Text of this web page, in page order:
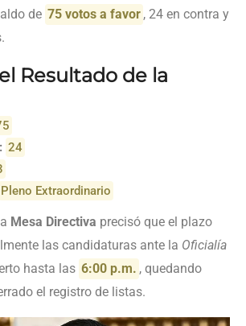
de 75 votos a favor , 24 en contra y
Resultado de la
24
Pleno Extraordinario
Mesa Directiva precisó que el plazo
las candidaturas ante la Oficialía
hasta las 6:00 p.m. , quedando
el registro de listas.